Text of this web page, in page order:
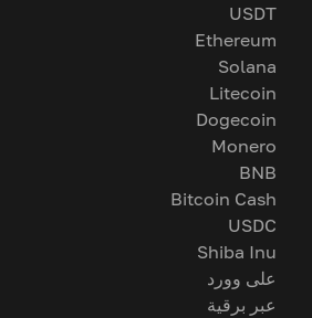
USDT
Ethereum
Solana
Litecoin
Dogecoin
Monero
BNB
Bitcoin Cash
USDC
Shiba Inu
على وورد
عبر برقية